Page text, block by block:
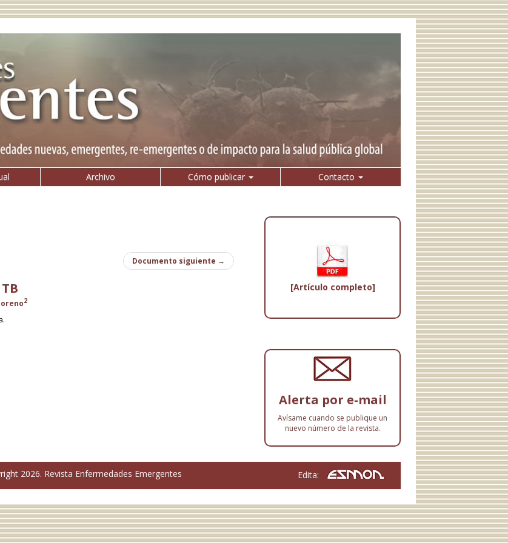
Archivo Cómo publicar Contacto
Documento siguiente →
2
[Artículo completo]
Alerta por e-mail
Avísame cuando se publique un
nuevo número de la revista.
2026. Revista Enfermedades Emergentes Edita: